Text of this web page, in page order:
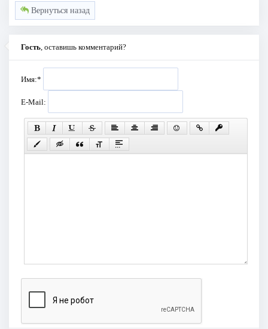
Вернуться назад
Гость , оставишь комментарий?
Имя:*
E-Mail: